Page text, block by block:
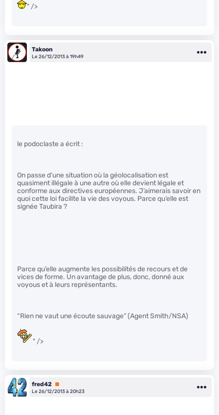
" />
Takoon
Le 26/12/2013 à 19h49
le podoclaste a écrit :
On passe d’une situation où la géolocalisation est
quasiment illégale à une autre où elle devient légale et
conforme aux directives européennes. J’aimerais savoir en
quoi cette loi facilite la vie des voyous. Parce qu’elle est
signée Taubira ?
Parce qu’elle augmente les possibilités de recours et de
vices de forme. Un avantage de plus, donc, donné aux
voyous et à leurs représentants.
“Rien ne vaut une écoute sauvage” (Agent Smith/NSA)
" />
fred42 Premium
Le 26/12/2013 à 20h23